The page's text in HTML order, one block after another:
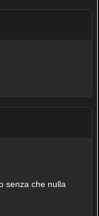
senza che nulla